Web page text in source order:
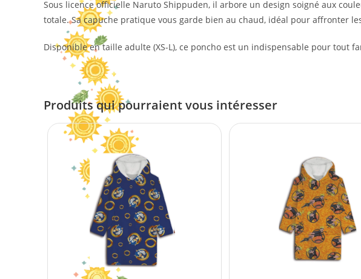
Sous licence officielle Naruto Shippuden, il arbore un design soigné aux
totale. Sa capuche pratique vous garde bien au chaud, idéal pour affronter
Disponible en taille adulte (XS-L), ce poncho est un indispensable pour tout
Produits qui pourraient vous intéresser